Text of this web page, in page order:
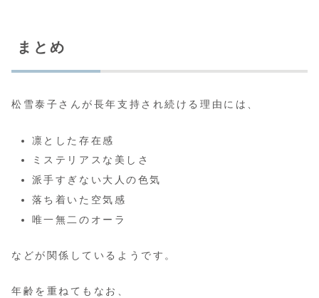
まとめ
松雪泰子さんが長年支持され続ける理由には、
凛とした存在感
ミステリアスな美しさ
派手すぎない大人の色気
落ち着いた空気感
唯一無二のオーラ
などが関係しているようです。
年齢を重ねてもなお、